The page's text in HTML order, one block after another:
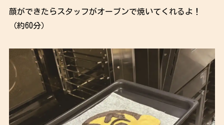
顔ができたらスタッフがオーブンで焼いてくれるよ！
（約60分）